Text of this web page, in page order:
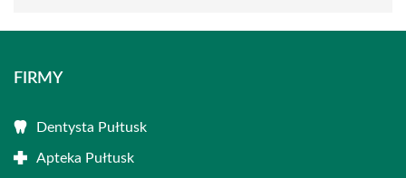
FIRMY
Dentysta Pułtusk
Apteka Pułtusk